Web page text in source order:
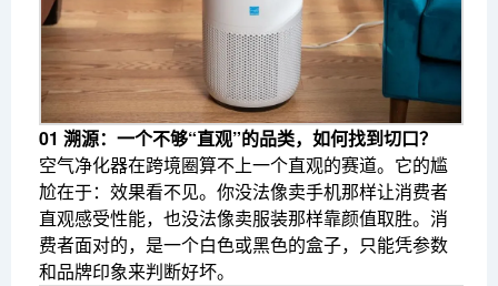
01 溯源：一个不够“直观”的品类，如何找到切口？
空气净化器在跨境圈算不上一个直观的赛道。它的尴
尬在于：效果看不见。你没法像卖手机那样让消费者
直观感受性能，也没法像卖服装那样靠颜值取胜。消
费者面对的，是一个白色或黑色的盒子，只能凭参数
和品牌印象来判断好坏。